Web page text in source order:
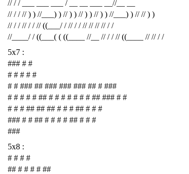
// / / ___ ___ ___ / __ __ ___ __//__ __
// / / // ) ) //___) ) // ) ) // ) ) // ) ) //___) ) // // ) )
// / / // / / // ((___/ / // / / // // // // / /
//____/ / ((___( ( ((____ //__ // / / // ((____ // // / /
5x7 :
### # #
# # # # #
# # ### ## ### ### ### ## # ###
# # # # # ## # # # # # # # ## ### # #
# # # ## ## ## # # # ## # # #
### # # ## # # # # ## # # #
###
5x8 :
# # # #
## # # # # ##